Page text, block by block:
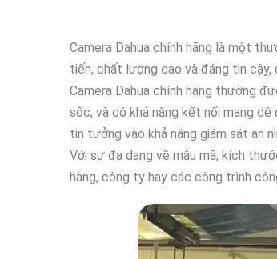
Camera Dahua chính hãng là một
tiến, chất lượng cao và đáng tin cậy,
Camera Dahua chính hãng thường
sốc, và có khả năng kết nối mạng
tin tưởng vào khả năng giám sát an
Với sự đa dạng về mẫu mã, kích
hàng, công ty hay các công trình